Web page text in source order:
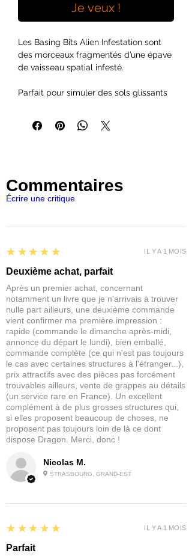
Je veux !
Les Basing Bits Alien Infestation sont
des morceaux fragmentés d’une épave
de vaisseau spatial infesté.
Parfait pour simuler des sols glissants
tordues et des fils cassés, des œufs
alien et de petites créatures
monde autrefois humain.
Ce blister contient un mélange varié de
Commentaires
Écrire une critique
Nicolas M.
STRASBOURG, GRAND-EST
5
★★★★★
Deuxième achat, parfait
Après un premier achat, concernant
notamment un livre que je n'arrivais à trouver
nulle part ailleurs, une deuxième commande
vient confirmer ma première impression :
rapide (commande le dimanche après-midi,
annonce du départ le lundi), bien emballé,
commande complète (ce qui n'est pas toujours
le cas avec certaines structures à l'étranger...),
prix attractifs avec des pièces pas forcément
trouvables ailleurs, vente de grappes au détails
(un service rare en France). Un excellent
complément à de plus grosses structures qui,
si elles proposent beaucoup de choses, ne
proposent pas toujours loin de là ce dont
dispose Dragon. Merci, donc !
IL Y A 1 MOIS
5
★★★★★
Parfait
IL Y A 1 MOIS